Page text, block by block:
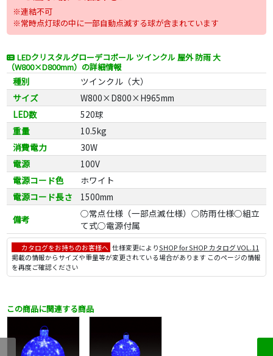
※連結不可
※常時点灯球の中に一部自動点滅する球が含まれています
LEDクリスタルグローデコボール ツインクル 屋外 防雨 大
（W800×D800mm）の詳細情報
種別
ツインクル（大）
サイズ
W800×D800×H965mm
LED数
520球
重量
10.5kg
消費電力
30W
電源
100V
電源コード色
ホワイト
電源コード長さ
1500mm
備考
○常点仕様（一部点滅仕様）○防雨仕様○組立
て式○電源付属
カタログをお持ちのお客様へ 仕様変更によりSHOP for SHOP カタログ VOL.11
掲載の情報からサイズや重量等が変更されている場合があります このページの情報
を再度ご確認ください
この商品に関連する商品